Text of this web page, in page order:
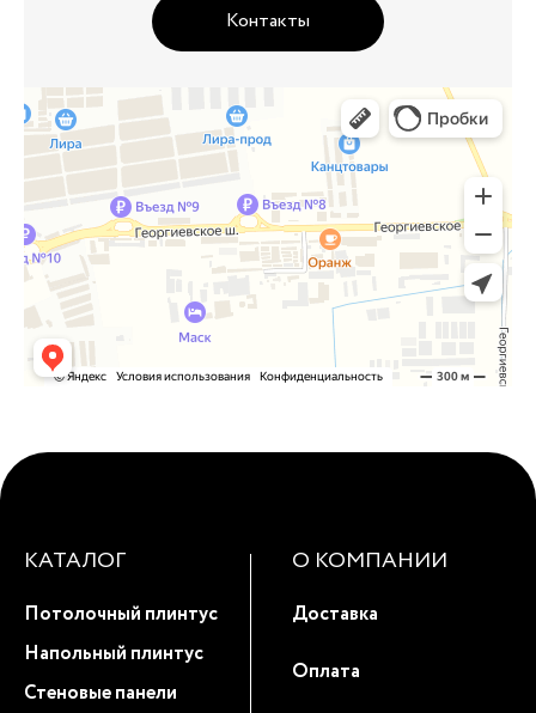
Контакты
КАТАЛОГ
Потолочный плинтус
Напольный плинтус
Стеновые панели
О КОМПАНИИ
Доставка
Оплата